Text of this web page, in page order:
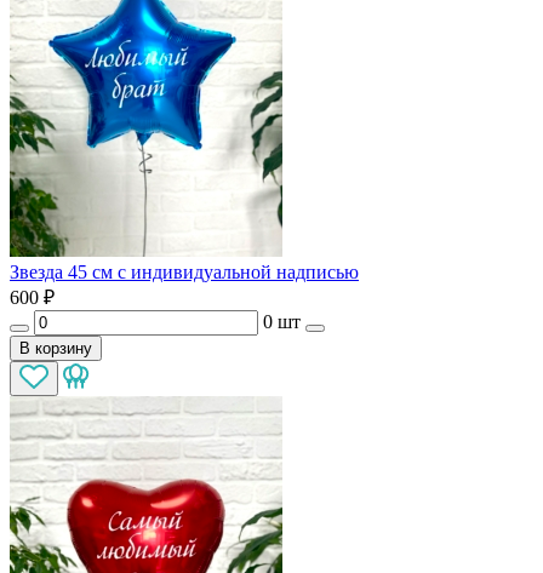
Звезда 45 см с индивидуальной надписью
600 ₽
0 шт
В корзину